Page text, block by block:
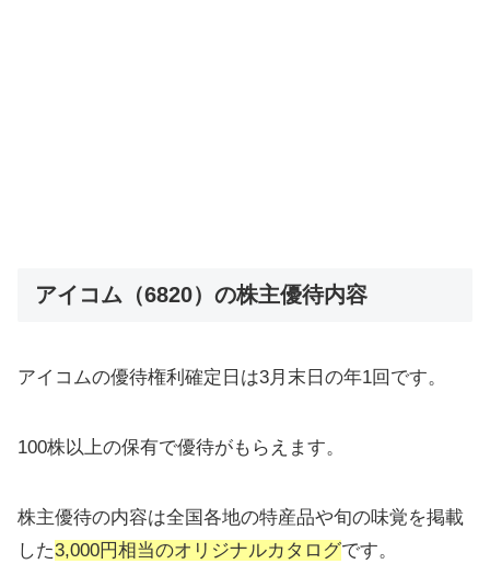
アイコム（6820）の株主優待内容
アイコムの優待権利確定日は3月末日の年1回です。
100株以上の保有で優待がもらえます。
株主優待の内容は全国各地の特産品や旬の味覚を掲載
した3,000円相当のオリジナルカタログです。